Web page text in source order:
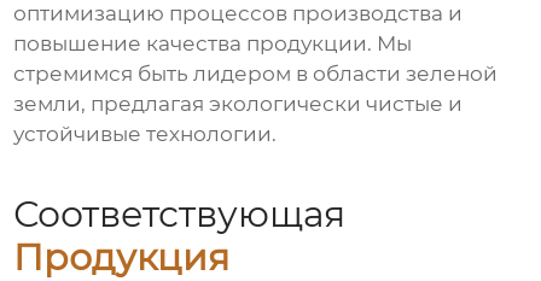
оптимизацию процессов производства и
повышение качества продукции. Мы
стремимся быть лидером в области зеленой
земли, предлагая экологически чистые и
устойчивые технологии.
Соответствующая
Продукция